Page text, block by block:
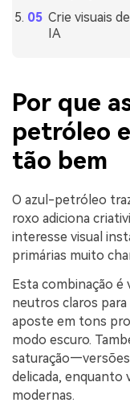
Crie visuais
IA
Por que
petróleo
tão bem
O azul-petróleo
roxo adiciona
interesse visual
primárias muito
Esta combinação é
neutros claros
aposte em tons
modo escuro.
saturação—versões
delicada, enquanto
modernas.